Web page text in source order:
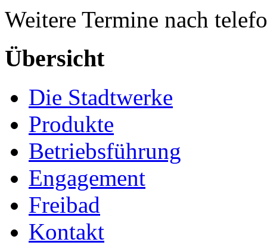
Weitere Termine nach
Übersicht
Die Stadtwerke
Produkte
Betriebsführung
Engagement
Freibad
Kontakt